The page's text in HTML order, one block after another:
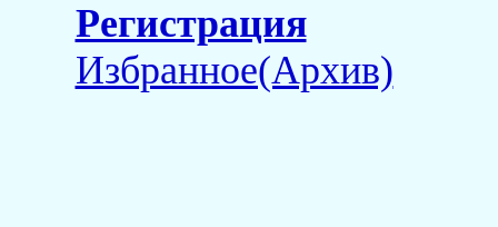
Регистрация
Избранное(Архив)